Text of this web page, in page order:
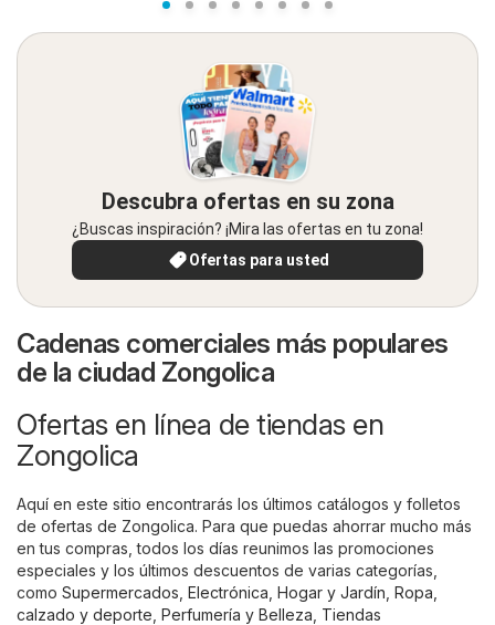
Descubra ofertas en su zona
¿Buscas inspiración? ¡Mira las ofertas en tu zona!
Ofertas para usted
Cadenas comerciales más populares
de la ciudad Zongolica
Ofertas en línea de tiendas en
Zongolica
Aquí en este sitio encontrarás los últimos catálogos y folletos
de ofertas de Zongolica. Para que puedas ahorrar mucho más
en tus compras, todos los días reunimos las promociones
especiales y los últimos descuentos de varias categorías,
como Supermercados Electrónica Hogar y Jardín Ropa,
calzado y deporte Perfumería y Belleza Tiendas